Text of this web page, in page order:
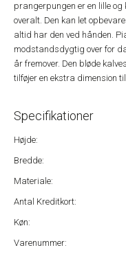
prangerpungen er en lille
overalt. Den kan let
altid har den ved hånden.
modstandsdygtig over for
år fremover. Den bløde
tilføjer en ekstra dimension
Specifikationer
Højde:
Bredde:
Materiale:
Antal Kreditkort:
Køn:
Varenummer: